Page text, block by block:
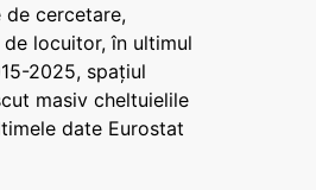
de cercetare,
locuitor, în ultimul
2025, spațiul
masiv cheltuielile
date Eurostat